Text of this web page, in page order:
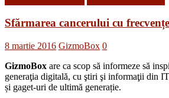
Sfărmarea cancerului cu
8 martie 2016 GizmoBox 0
GizmoBox are ca scop să informeze să
generaţia digitală, cu ştiri şi informaţii din
și gaget-uri de ultimă generație.